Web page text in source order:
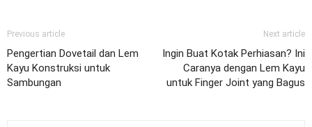
Previous article
Pengertian Dovetail dan Lem
Kayu Konstruksi untuk
Sambungan
Next article
Ingin Buat Kotak Perhiasan? Ini
Caranya dengan Lem Kayu
untuk Finger Joint yang Bagus